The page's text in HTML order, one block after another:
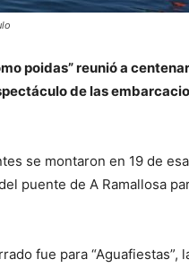
poidas” reunió a
de las
se montaron en 19 de
puente de A Ramallosa
fue para “Aguafiestas”,